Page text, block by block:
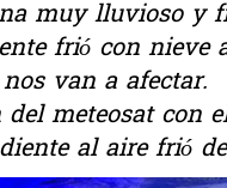
muy lluvioso y
frió con nieve
van a afectar.
del meteosat con
al aire frió